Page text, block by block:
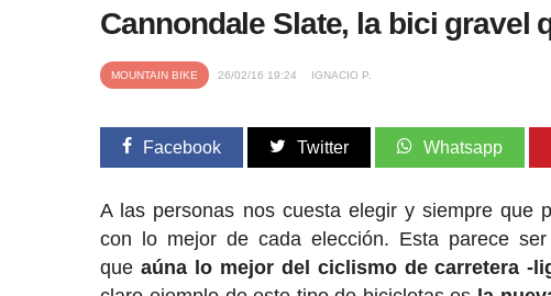
Cannondale Slate, la bici gravel
MOUNTAIN BIKE 26/02/16 19:24 IGNACIO P.
Facebook Twitter Whatsapp
A las personas nos cuesta elegir y siempre que
con lo mejor de cada elección. Esta parece ser
queaúna lo mejor del ciclismo de carretera -